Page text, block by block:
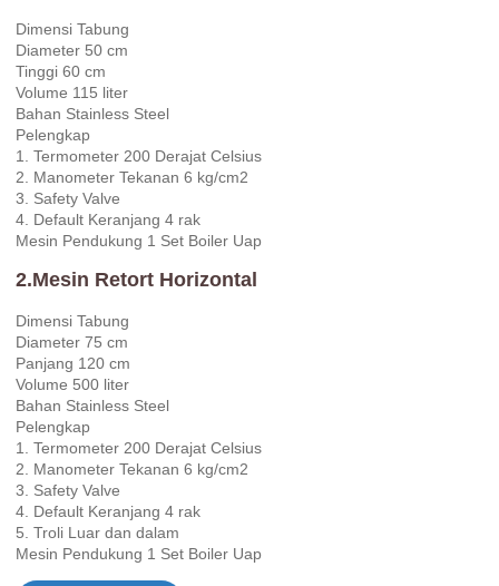
Dimensi Tabung
Diameter 50 cm
Tinggi 60 cm
Volume 115 liter
Bahan Stainless Steel
Pelengkap
1. Termometer 200 Derajat Celsius
2. Manometer Tekanan 6 kg/cm2
3. Safety Valve
4. Default Keranjang 4 rak
Mesin Pendukung 1 Set Boiler Uap
2.Mesin Retort Horizontal
Dimensi Tabung
Diameter 75 cm
Panjang 120 cm
Volume 500 liter
Bahan Stainless Steel
Pelengkap
1. Termometer 200 Derajat Celsius
2. Manometer Tekanan 6 kg/cm2
3. Safety Valve
4. Default Keranjang 4 rak
5. Troli Luar dan dalam
Mesin Pendukung 1 Set Boiler Uap